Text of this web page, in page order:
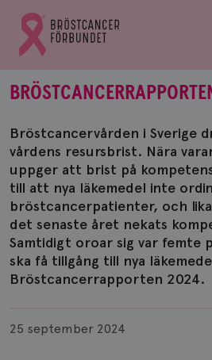
Gå
till
Bröstcancerförbundets
startsida
Bröstcancervården i Sverige
vårdens resursbrist. Nära
uppger att brist på
till att nya läkemedel inte
bröstcancerpatienter, och
det senaste året nekats
Samtidigt oroar sig var femte
ska få tillgång till nya
Bröstcancerrapporten 2024.
Publicerad
25 september 2024